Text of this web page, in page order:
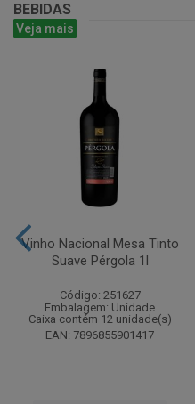
BEBIDAS
Veja mais
Vinho Nacional Mesa Tinto
Suave Pérgola 1l
Código: 251627
Embalagem: Unidade
Caixa contém 12 unidade(s)
EAN: 7896855901417